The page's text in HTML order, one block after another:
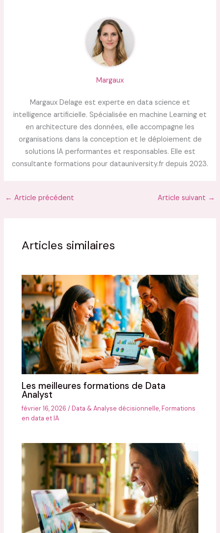
Margaux
Margaux Delage est experte en data science et
intelligence artificielle. Spécialisée en machine Learning et
en architecture des données, elle accompagne les
organisations dans la conception et le déploiement de
solutions IA performantes et responsables. Elle est
consultante formations pour datauniversity.fr depuis 2023.
← Article précédent Article suivant →
Articles similaires
Les meilleures formations de Data
Analyst
février 16, 2026/Data & Analyse décisionnelle,Formations
en data et IA